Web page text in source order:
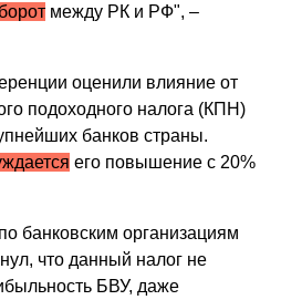
между РК и РФ", –
оценили влияние от
подоходного налога (КПН)
банков страны.
его повышение с 20%
банковским организациям
что данный налог не
БВУ, даже